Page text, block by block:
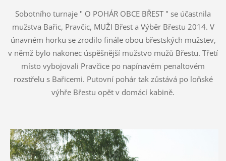
Sobotního turnaje " O POHÁR OBCE BŘEST " se účastnila
mužstva Bařic, Pravčic, MUŽI Břest a Výběr Břestu 2014. V
únavném horku se zrodilo finále obou břestských mužstev,
v němž bylo nakonec úspěšnější mužstvo mužů Břestu. Třetí
místo vybojovali Pravčice po napínavém penaltovém
rozstřelu s Bařicemi. Putovní pohár tak zůstává po loňské
výhře Břestu opět v domácí kabině.